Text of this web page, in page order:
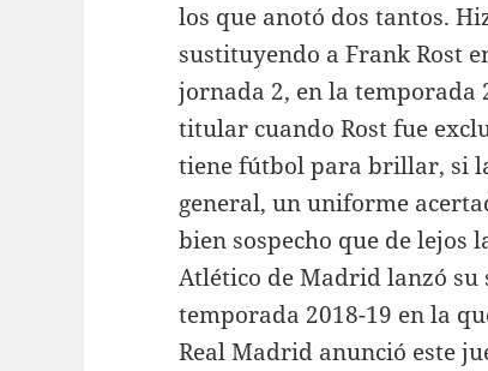
los que anotó dos tantos.
sustituyendo a Frank Rost
jornada 2, en la temporada
titular cuando Rost fue
tiene fútbol para brillar, si
general, un uniforme
bien sospecho que de lejos
Atlético de Madrid lanzó
temporada 2018-19 en la
Real Madrid anunció este